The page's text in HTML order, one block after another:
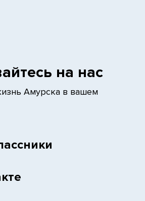
на нас
Амурска в вашем